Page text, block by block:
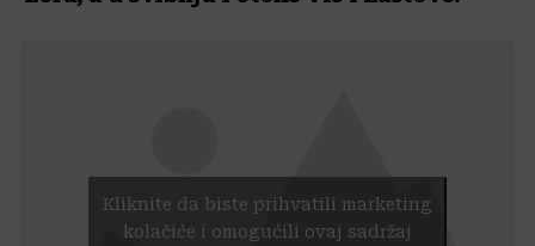
Kliknite da biste prihvatili marketing
kolačiće i omogućili ovaj sadržaj